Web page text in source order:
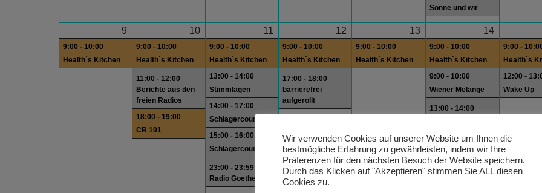
Sonne und wir
9
9:00 - 10:00
Health´s Kitchen
10
9:00 - 10:00
Health´s Kitchen
11:00 - 12:00
Berichte aus den
freien Radios
18:00 - 19:00
CR 101
11
9:00 - 10:00
Health´s Kitchen
13:00 - 14:00
Stimmlagen
14:00 - 17:00
Schlagercountdown
15:00 - 16:00
Schlagercountdown
23:00 - 23:59
Radio Goethe
12
9:00 - 10:00
Health´s Kitchen
17:00 - 18:00
barrierefrei
aufgerollt
13
9:00 - 10:00
Health´s Kitchen
14
9:00 - 10:00
Health´s Kitchen
9:00 - 10:00
Wiener Melange
13:00 - 14:00
14:00 - 15:00
Subject Woman
9:00 -
Health´s
12:00 -
Wake Up
Wir verwenden Cookies auf unserer Website um Ihnen die
bestmögliche Erfahrung zu gewährleisten, indem wir Ihre
Präferenzen für den nächsten Besuch der Website speichern.
Durch das Klicken auf "Akzeptieren" stimmen Sie ALL diesen
Cookies zu.